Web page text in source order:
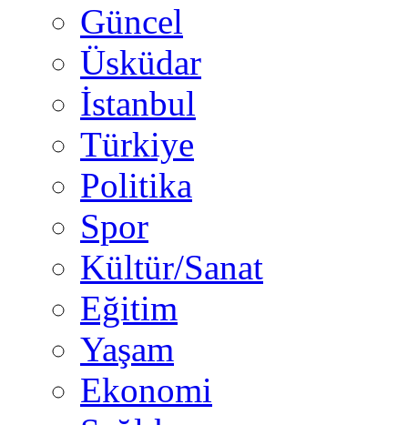
Güncel
Üsküdar
İstanbul
Türkiye
Politika
Spor
Kültür/Sanat
Eğitim
Yaşam
Ekonomi